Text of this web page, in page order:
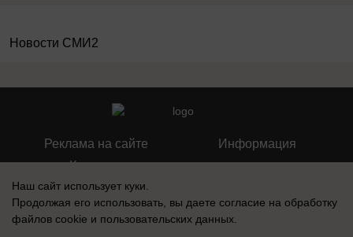
Новости СМИ2
Реклама на сайте
Контакты
О компании
Информация
Наш сайт использует куки.
Продолжая его использовать, вы даете согласие на обработку
файлов cookie и пользовательских данных.